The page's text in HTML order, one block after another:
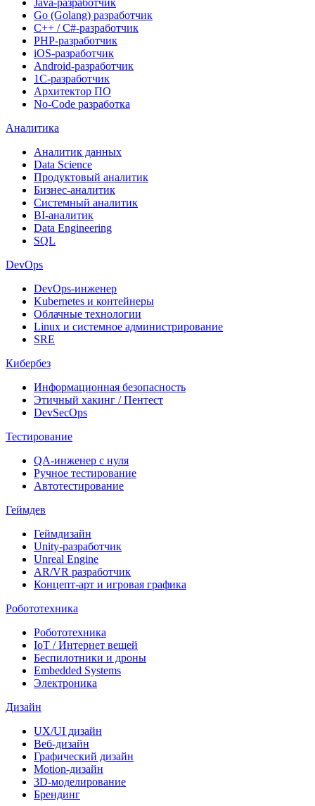
Go (Golang) разработчик
C++ / C#-разработчик
PHP-разработчик
iOS-разработчик
Android-разработчик
1С-разработчик
Архитектор ПО
No-Code разработка
Аналитика
Аналитик данных
Data Science
Продуктовый аналитик
Бизнес-аналитик
Системный аналитик
BI-аналитик
Data Engineering
SQL
DevOps
DevOps-инженер
Kubernetes и контейнеры
Облачные технологии
Linux и системное администрирование
SRE
Кибербез
Информационная безопасность
Этичный хакинг / Пентест
DevSecOps
Тестирование
QA-инженер с нуля
Ручное тестирование
Автотестирование
Геймдев
Геймдизайн
Unity-разработчик
Unreal Engine
AR/VR разработчик
Концепт-арт и игровая графика
Робототехника
Робототехника
IoT / Интернет вещей
Беспилотники и дроны
Embedded Systems
Электроника
Дизайн
UX/UI дизайн
Веб-дизайн
Графический дизайн
Motion-дизайн
3D-моделирование
Брендинг